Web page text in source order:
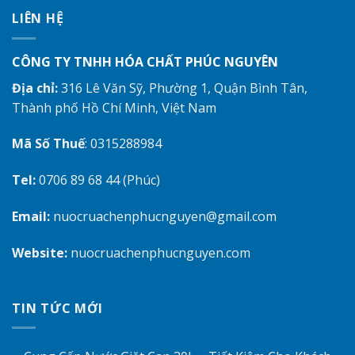
LIÊN HỆ
CÔNG TY TNHH HÓA CHẤT PHÚC NGUYÊN
Địa chỉ:316 Lê Văn Sỹ, Phường 1, Quận Bình Tân,
Thành phố Hồ Chí Minh, Việt Nam
Mã Số Thuế: 0315288984
Tel:0706 89 68 44 (Phúc)
Email: nuocruachenphucnguyen@gmail.com
Website: nuocruachenphucnguyen.com
TIN TỨC MỚI